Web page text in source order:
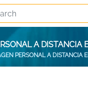
A DISTANCIA
PERSONAL A DISTANCIA